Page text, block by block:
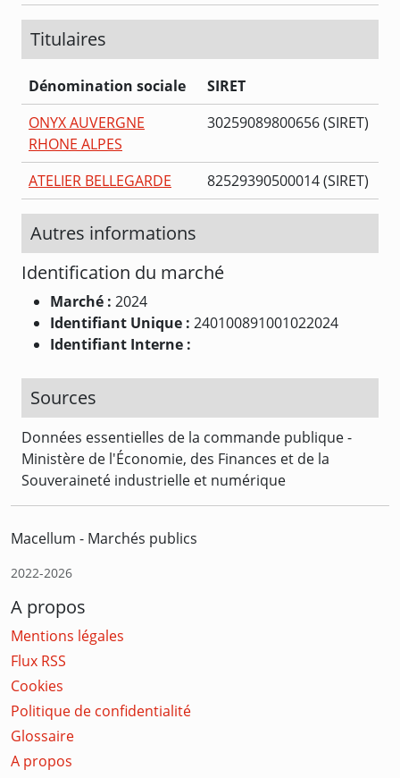
Titulaires
Dénomination sociale
SIRET
ONYX AUVERGNE
RHONE ALPES
30259089800656 (SIRET)
ATELIER BELLEGARDE 82529390500014 (SIRET)
Autres informations
Identification du marché
Marché : 2024
Identifiant Unique : 240100891001022024
Identifiant Interne :
Sources
Données essentielles de la commande publique -
Ministère de l'Économie, des Finances et de la
Souveraineté industrielle et numérique
Macellum - Marchés publics
2022-2026
A propos
Mentions légales
Flux RSS
Cookies
Politique de confidentialité
Glossaire
A propos